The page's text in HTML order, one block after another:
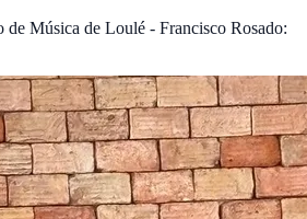
Música de Loulé - Francisco Rosado: